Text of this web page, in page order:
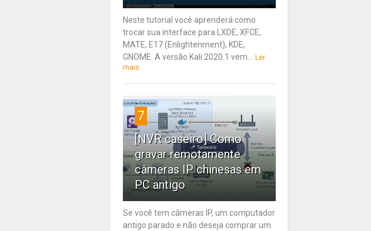
Neste tutorial você aprenderá como
trocar sua interface para LXDE, XFCE,
MATE, E17 (Enlightenment), KDE,
GNOME. A versão Kali 2020.1 vem...
Ler
mais
7
[NVR caseiro] Como
gravar remotamente
câmeras IP chinesas em
PC antigo
Se você tem câmeras IP, um computador
antigo parado e não deseja comprar um